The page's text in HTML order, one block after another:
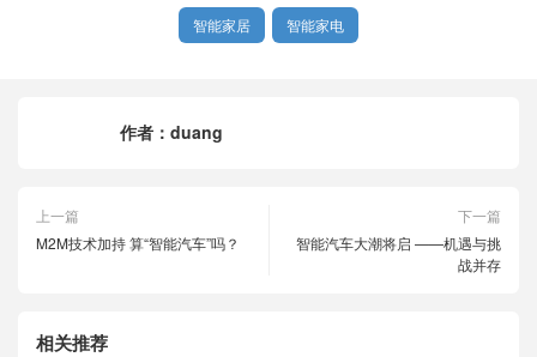
智能家居 智能家电
作者： duang
上一篇
M2M技术加持 算“智能汽车”吗？
下一篇
智能汽车大潮将启 ——机遇与挑
战并存
相关推荐